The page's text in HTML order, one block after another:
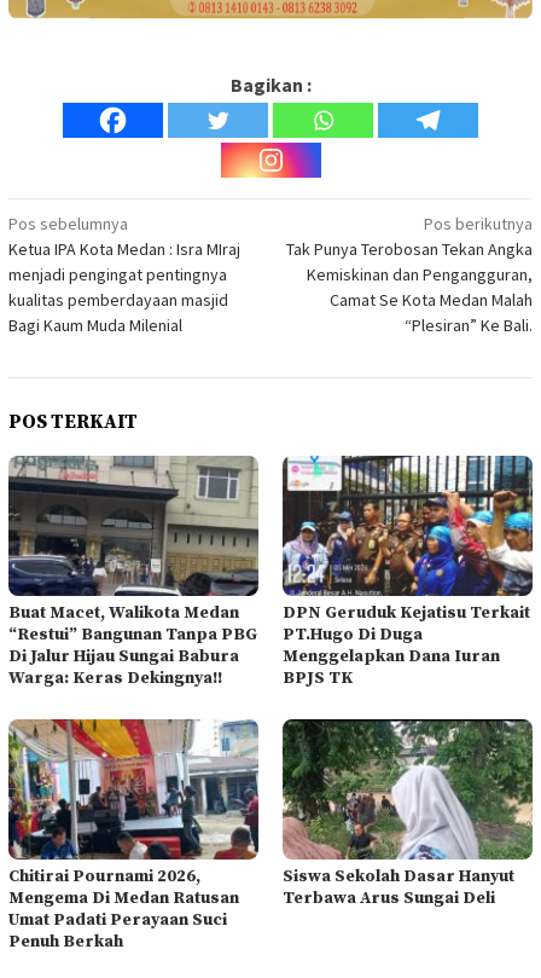
Bagikan :
Navigasi
pos
Pos sebelumnya
Ketua IPA Kota Medan : Isra MIraj
menjadi pengingat pentingnya
kualitas pemberdayaan masjid
Bagi Kaum Muda Milenial
Pos berikutnya
Tak Punya Terobosan Tekan Angka
Kemiskinan dan Pengangguran,
Camat Se Kota Medan Malah
“Plesiran” Ke Bali.
POS TERKAIT
Buat Macet, Walikota Medan
“Restui” Bangunan Tanpa PBG
Di Jalur Hijau Sungai Babura
Warga: Keras Dekingnya!!
DPN Geruduk Kejatisu Terkait
PT.Hugo Di Duga
Menggelapkan Dana Iuran
BPJS TK
Chitirai Pournami 2026,
Mengema Di Medan Ratusan
Umat Padati Perayaan Suci
Penuh Berkah
Siswa Sekolah Dasar Hanyut
Terbawa Arus Sungai Deli